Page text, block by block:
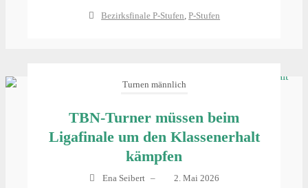
Bezirksfinale P-Stufen ,P-Stufen
Turnen männlich
TBN-Turner müssen beim
Ligafinale um den Klassenerhalt
kämpfen
Ena Seibert – 2. Mai 2026